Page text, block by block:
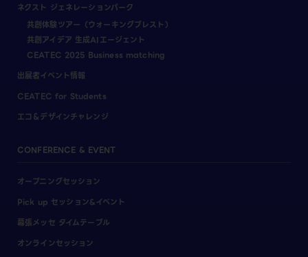
ネクスト ジェネレーションパーク
共創体験ツアー（ウォーキングブレスト）
共創アイデア 生成AIエージェント
CEATEC 2025 Business matching
出展者イベント情報
CEATEC for Students
エコ＆デザインチャレンジ
CONFERENCE & EVENT
オープニングセッション
Pick up セッション&イベント
幕張メッセ タイムテーブル
オンラインセッション